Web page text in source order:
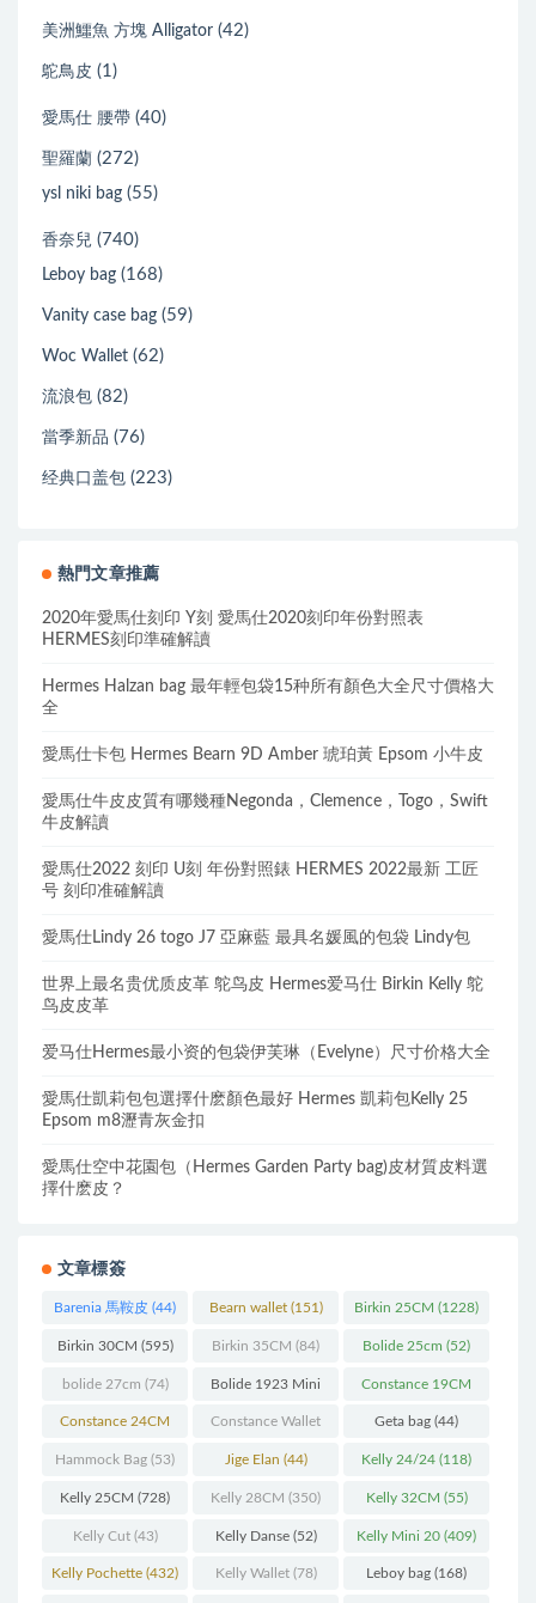
美洲鱷魚 方塊 Alligator (42)
鴕鳥皮 (1)
愛馬仕 腰帶 (40)
聖羅蘭 (272)
ysl niki bag (55)
香奈兒 (740)
Leboy bag (168)
Vanity case bag (59)
Woc Wallet (62)
流浪包 (82)
當季新品 (76)
经典口盖包 (223)
熱門文章推薦
2020年愛馬仕刻印 Y刻 愛馬仕2020刻印年份對照表
HERMES刻印準確解讀
Hermes Halzan bag 最年輕包袋15种所有顏色大全尺寸價格大
全
愛馬仕卡包 Hermes Bearn 9D Amber 琥珀黃 Epsom 小牛皮
愛馬仕牛皮皮質有哪幾種Negonda，Clemence，Togo，Swift
牛皮解讀
愛馬仕2022 刻印 U刻 年份對照錶 HERMES 2022最新 工匠
号 刻印准確解讀
愛馬仕Lindy 26 togo J7 亞麻藍 最具名媛風的包袋 Lindy包
世界上最名贵优质皮革 鸵鸟皮 Hermes爱马仕 Birkin Kelly 鸵
鸟皮皮革
爱马仕Hermes最小资的包袋伊芙琳（Evelyne）尺寸价格大全
愛馬仕凱莉包包選擇什麽顏色最好 Hermes 凱莉包Kelly 25
Epsom m8瀝青灰金扣
愛馬仕空中花園包（Hermes Garden Party bag)皮材質皮料選
擇什麽皮？
文章標簽
Barenia 馬鞍皮 (44) Bearn wallet(151) Birkin 25CM (1228)
Birkin 30CM (595) Birkin 35CM (84) Bolide 25cm (52)
bolide 27cm (74) Bolide 1923 Mini
(93)
Constance 19CM
(571)
Constance 24CM
(216)
Constance Wallet
(60)
Geta bag (44)
Hammock Bag (53) Jige Elan (44) Kelly 24/24 (118)
Kelly 25CM (728) Kelly 28CM (350) Kelly 32CM (55)
Kelly Cut(43) Kelly Danse(52) Kelly Mini 20 (409)
Kelly Pochette (432) Kelly Wallet(78) Leboy bag (168)